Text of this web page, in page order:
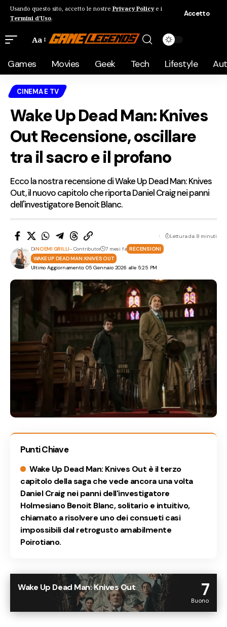
Usando questo sito, accetto le nostre Privacy Policye i
Termini d'Uso.
Accetto
Aa
Games Movies Geek Tech Lifestyle
CINEMA E TV
Wake Up Dead Man: Knives
Out Recensione, oscillare
tra il sacro e il profano
Ecco la nostra recensione di Wake Up Dead Man: Knives
Out, il nuovo capitolo che riporta Daniel Craig nei panni
dell'investigatore Benoit Blanc.
Ultimo Aggiornamento: 05 Gennaio 2026 alle 5:25 PM
DiNOEMI GRILLI- Contributor 7 mesi fa RECENSIONI
WAKE UP DEAD MAN: KNIVES OUT
Lettura da 8 minuti
Punti Chiave
Wake Up Dead Man: Knives Out è il terzo
capitolo della saga che vede ancora una volta
Daniel Craig nei panni dell'investigatore
Holmesiano Benoit Blanc, solitario e intuitivo,
chiamato a risolvere uno dei consueti casi
impossibili dal retrogusto amabilmente
Poirotiano.
7
Buono
Wake Up Dead Man: Knives Out